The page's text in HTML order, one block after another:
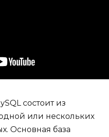
состоит из
или нескольких
Основная база